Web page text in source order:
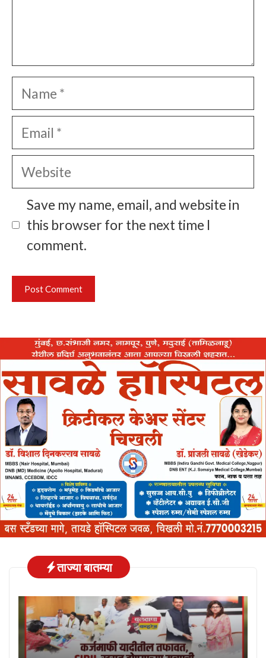
Name
Email
Website
Save my name, email, and website in
this browser for the next time I
comment.
ताज्या बातम्या